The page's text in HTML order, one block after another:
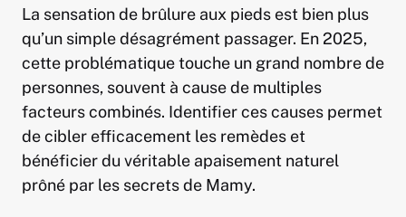
La sensation de brûlure aux pieds est bien plus
qu’un simple désagrément passager. En 2025,
cette problématique touche un grand nombre de
personnes, souvent à cause de multiples
facteurs combinés. Identifier ces causes permet
de cibler efficacement les remèdes et
bénéficier du véritable apaisement naturel
prôné par les secrets de Mamy.